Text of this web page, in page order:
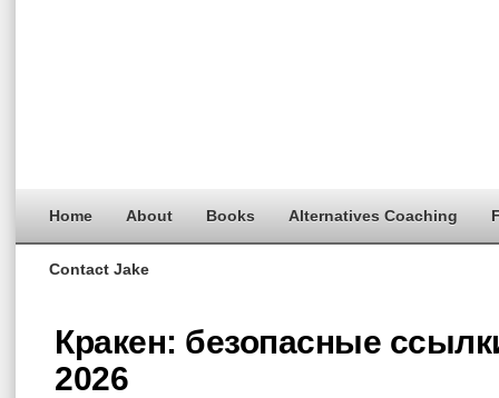
Home About Books Alternatives Coaching
Contact Jake
Кракен: безопасные
2026